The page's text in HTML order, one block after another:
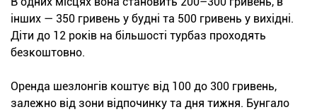
інших — 350 гривень у будні та 500 гривень у вихідні.
Діти до 12 років на більшості турбаз проходять
безкоштовно.
Оренда шезлонгів коштує від 100 до 300 гривень,
залежно від зони відпочинку та дня тижня. Бунгало